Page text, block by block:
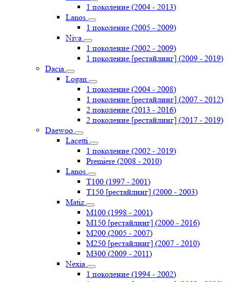
1 поколение (2004 - 2013)
Lanos
1 поколение (2005 - 2009)
Niva
1 поколение (2002 - 2009)
1 поколение [рестайлинг] (2009 - 2019)
Dacia
Logan
1 поколение (2004 - 2008)
1 поколение [рестайлинг] (2007 - 2012)
2 поколение (2013 - 2016)
2 поколение [рестайлинг] (2017 - 2019)
Daewoo
Lacetti
1 поколение (2002 - 2019)
Premiere (2008 - 2010)
Lanos
T100 (1997 - 2001)
T150 [рестайлинг] (2000 - 2003)
Matiz
M100 (1998 - 2001)
M150 [рестайлинг] (2000 - 2016)
M200 (2005 - 2007)
M250 [рестайлинг] (2007 - 2010)
M300 (2009 - 2011)
Nexia
1 поколение (1994 - 2002)